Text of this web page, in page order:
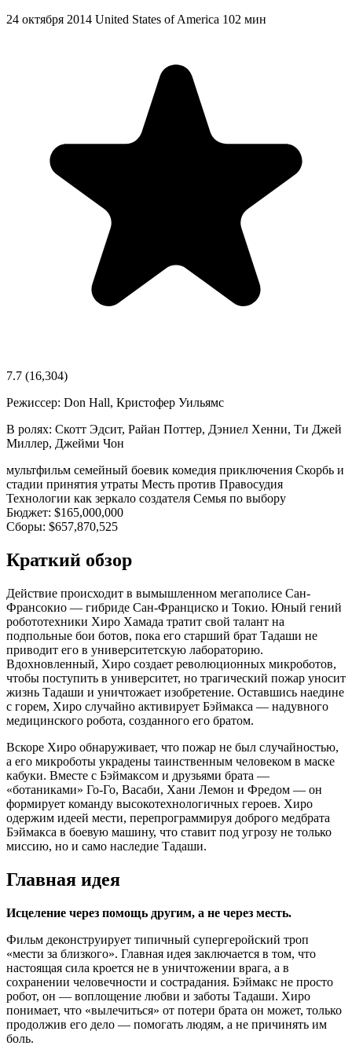
24 октября 2014 United States of America 102 мин
7.7 (16,304)
Режиссер: Don Hall, Кристофер Уильямс
В ролях: Скотт Эдсит, Райан Поттер, Дэниел Хенни, Ти Джей
Миллер, Джейми Чон
мультфильм семейный боевик комедия приключения Скорбь и
стадии принятия утраты Месть против Правосудия
Технологии как зеркало создателя Семья по выбору
Бюджет: $165,000,000
Сборы: $657,870,525
Краткий обзор
Действие происходит в вымышленном мегаполисе Сан-
Франсокио — гибриде Сан-Франциско и Токио. Юный гений
робототехники Хиро Хамада тратит свой талант на
подпольные бои ботов, пока его старший брат Тадаши не
приводит его в университетскую лабораторию.
Вдохновленный, Хиро создает революционных микроботов,
чтобы поступить в университет, но трагический пожар уносит
жизнь Тадаши и уничтожает изобретение. Оставшись наедине
с горем, Хиро случайно активирует Бэймакса — надувного
медицинского робота, созданного его братом.
Вскоре Хиро обнаруживает, что пожар не был случайностью,
а его микроботы украдены таинственным человеком в маске
кабуки. Вместе с Бэймаксом и друзьями брата —
«ботаниками» Го-Го, Васаби, Хани Лемон и Фредом — он
формирует команду высокотехнологичных героев. Хиро
одержим идеей мести, перепрограммируя доброго медбрата
Бэймакса в боевую машину, что ставит под угрозу не только
миссию, но и само наследие Тадаши.
Главная идея
Исцеление через помощь другим, а не через месть.
Фильм деконструирует типичный супергеройский троп
«мести за близкого». Главная идея заключается в том, что
настоящая сила кроется не в уничтожении врага, а в
сохранении человечности и сострадания. Бэймакс не просто
робот, он — воплощение любви и заботы Тадаши. Хиро
понимает, что «вылечиться» от потери брата он может, только
продолжив его дело — помогать людям, а не причинять им
боль.